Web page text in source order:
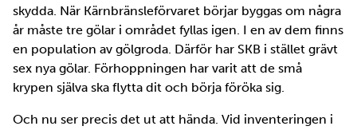
skydda. När Kärnbränsleförvaret börjar byggas om några
år måste tre gölar i området fyllas igen. I en av dem finns
en population av gölgroda. Därför har SKB i stället grävt
sex nya gölar. Förhoppningen har varit att de små
krypen själva ska flytta dit och börja föröka sig.
Och nu ser precis det ut att hända. Vid inventeringen i